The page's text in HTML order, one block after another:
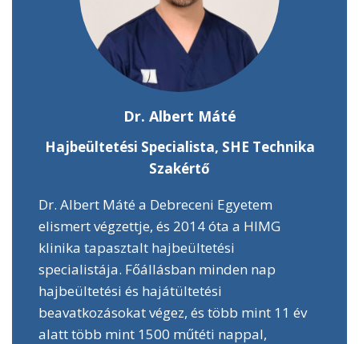
Dr. Albert Máté
Hajbeültetési Specialista, SHE Technika
Szakértő
Dr. Albert Máté a Debreceni Egyetem
elismert végzettje, és 2014 óta a HIMG
klinika tapasztalt hajbeültetési
specialistája. Főállásban minden nap
hajbeültetési és hajátültetési
beavatkozásokat végez, és több mint 11 év
alatt több mint 1500 műtéti nappal,